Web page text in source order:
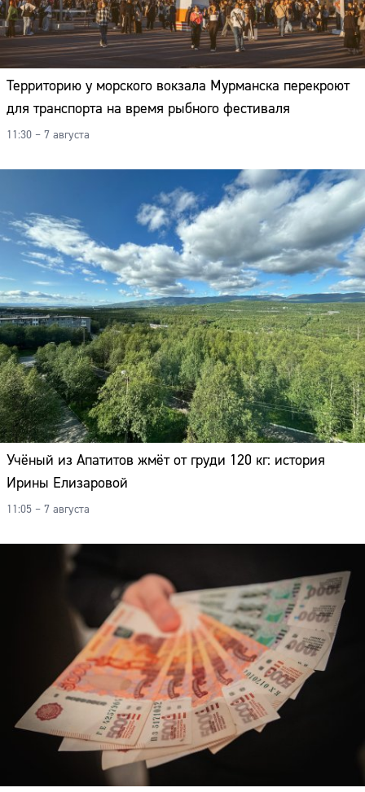
Территорию у морского вокзала Мурманска перекроют
для транспорта на время рыбного фестиваля
11:30 – 7 августа
Учёный из Апатитов жмёт от груди 120 кг: история
Ирины Елизаровой
11:05 – 7 августа